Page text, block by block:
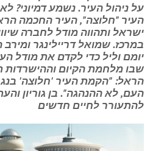
על ניהול העיר. נשמע דמיוני?
העיר "חלוצה", העיר החכמה
ישראל ותהווה מודל לחברה
במרכז. שמואל דריילינגר
יומם וליל כדי לקדם את מודל
שבו מלחמת הקיום וההישרדות
הראל: "הקמת העיר 'חלוצה'
העם, לא ההנהגה". בן גוריון
להתעורר לחיים חדשים